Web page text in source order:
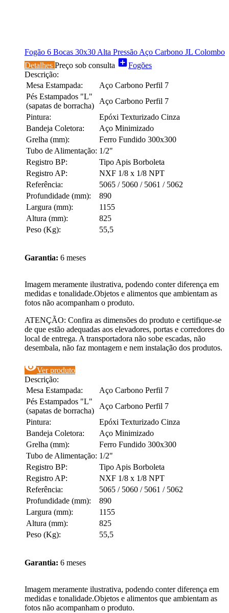
Fogão 6 Bocas 30x30 Alta Pressão Aço Carbono JL Colombo
Detalhes Preço sob consulta add_boxFogões
Descrição:
Mesa Estampada:
Aço Carbono Perfil 7
Pés Estampados "L"
(sapatas de borracha)
Aço Carbono Perfil 7
Pintura:
Epóxi Texturizado Cinza
Bandeja Coletora:
Aço Minimizado
Grelha (mm):
Ferro Fundido 300x300
Tubo de Alimentação: 1/2"
Registro BP:
Tipo Apis Borboleta
Registro AP:
NXF 1/8 x 1/8 NPT
Referência:
5065 / 5060 / 5061 / 5062
Profundidade (mm):
890
Largura (mm):
1155
Altura (mm):
825
Peso (Kg):
55,5
Garantia: 6 meses
Imagem meramente ilustrativa, podendo conter diferença em
medidas e tonalidade.Objetos e alimentos que ambientam as
fotos não acompanham o produto.
ATENÇÃO: Confira as dimensões do produto e certifique-se
de que estão adequadas aos elevadores, portas e corredores do
local de entrega. A transportadora não sobe escadas, não
desembala, não faz montagem e nem instalação dos produtos.
visibilityVer produto
Descrição:
Mesa Estampada:
Aço Carbono Perfil 7
Pés Estampados "L"
(sapatas de borracha)
Aço Carbono Perfil 7
Pintura:
Epóxi Texturizado Cinza
Bandeja Coletora:
Aço Minimizado
Grelha (mm):
Ferro Fundido 300x300
Tubo de Alimentação: 1/2"
Registro BP:
Tipo Apis Borboleta
Registro AP:
NXF 1/8 x 1/8 NPT
Referência:
5065 / 5060 / 5061 / 5062
Profundidade (mm):
890
Largura (mm):
1155
Altura (mm):
825
Peso (Kg):
55,5
Garantia: 6 meses
Imagem meramente ilustrativa, podendo conter diferença em
medidas e tonalidade.Objetos e alimentos que ambientam as
fotos não acompanham o produto.